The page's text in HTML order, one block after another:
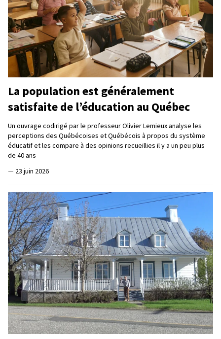
La population est généralement
satisfaite de l’éducation au Québec
Un ouvrage codirigé par le professeur Olivier Lemieux analyse les
perceptions des Québécoises et Québécois à propos du système
éducatif et les compare à des opinions recueillies il y a un peu plus
de 40 ans
— 23 juin 2026